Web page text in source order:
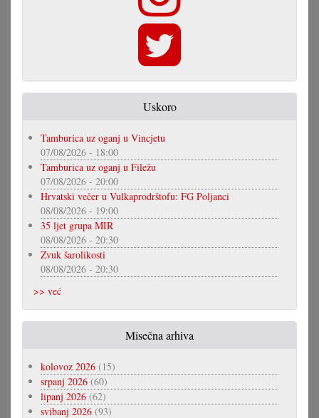
Uskoro
Tamburica uz oganj u Vincjetu
07/08/2026 - 18:00
Tamburica uz oganj u Filežu
07/08/2026 - 20:00
Hrvatski večer u Vulkaprodrštofu: FG Poljanci
08/08/2026 - 19:00
35 ljet grupa MIR
08/08/2026 - 20:30
Zvuk šarolikosti
08/08/2026 - 20:30
>> već
Misečna arhiva
kolovoz 2026 (15)
srpanj 2026 (60)
lipanj 2026 (62)
svibanj 2026 (93)